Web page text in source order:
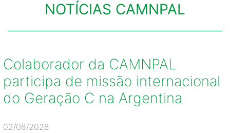
NOTÍCIAS CAMNPAL
Colaborador da CAMNPAL
participa de missão internacional
do Geração C na Argentina
02/06/2026